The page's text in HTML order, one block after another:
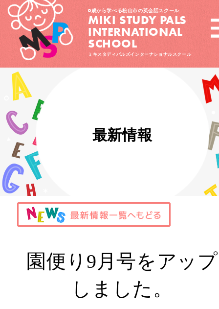
0歳から学べる松山市の英会話スクール
MIKI STUDY PALS
INTERNATIONAL
SCHOOL
ミキスタディパルズインターナショナルスクール
最新情報
園便り9月号をアップ
しました。